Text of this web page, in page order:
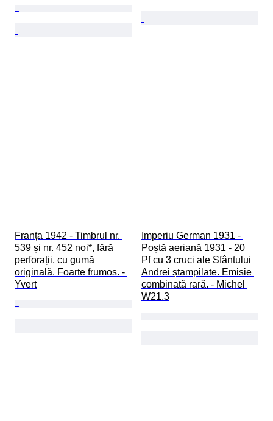
Franța 1942 - Timbrul nr.
539 și nr. 452 noi*, fără
perforații, cu gumă
originală. Foarte frumos. -
Yvert
Imperiu German 1931 -
Poștă aeriană 1931 - 20
Pf cu 3 cruci ale Sfântului
Andrei ștampilate. Emisie
combinată rară. - Michel
W21.3